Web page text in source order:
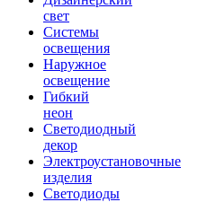
свет
Системы
освещения
Наружное
освещение
Гибкий
неон
Светодиодный
декор
Электроустановочные
изделия
Светодиоды